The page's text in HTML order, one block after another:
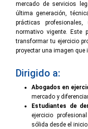
mercado de servicios
última generación,
prácticas
normativo vigente. Este
transformar tu ejercicio
proyectar una imagen que
Dirigido a:
Abogados en
mercado y
Estudiantes de
ejercicio
sólida desde el inicio.